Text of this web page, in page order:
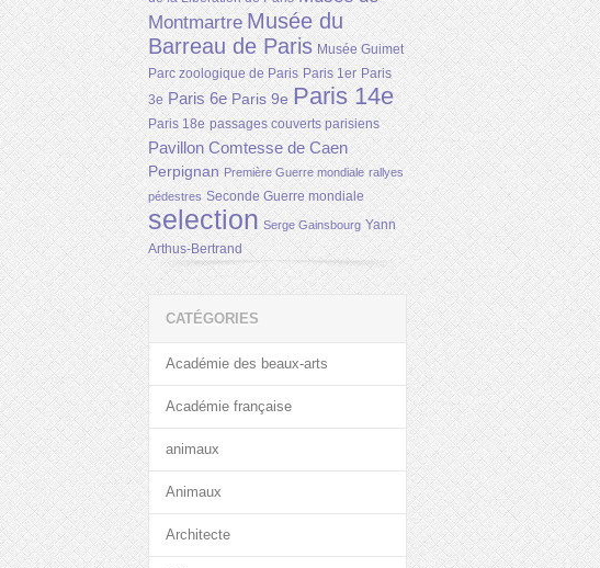
Montmartre Musée du
Barreau de Paris Musée Guimet
Parc zoologique de Paris Paris 1er Paris
3e Paris 6e Paris 9e Paris 14e
Paris 18e passages couverts parisiens
Pavillon Comtesse de Caen
Perpignan Première Guerre mondiale rallyes
pédestres Seconde Guerre mondiale
selection Serge Gainsbourg Yann
Arthus-Bertrand
CATÉGORIES
Académie des beaux-arts
Académie française
animaux
Animaux
Architecte